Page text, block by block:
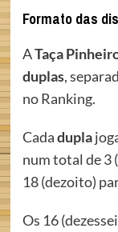
Formato das
ATaça
duplas,
no Ranking.
Cadadupla
num total de 3
18 (dezoito)
Os 16